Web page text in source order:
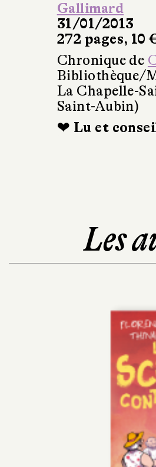
Gallimard
31/01/2013
272 pages, 10
Chronique de
Bibliothèque/
La Chapelle-
Saint-Aubin)
❤ Lu et
Les